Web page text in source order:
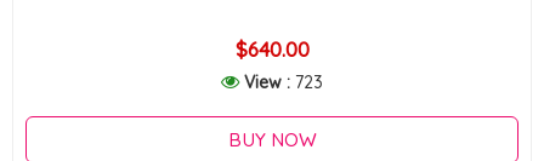
$640.00
View : 723
BUY NOW